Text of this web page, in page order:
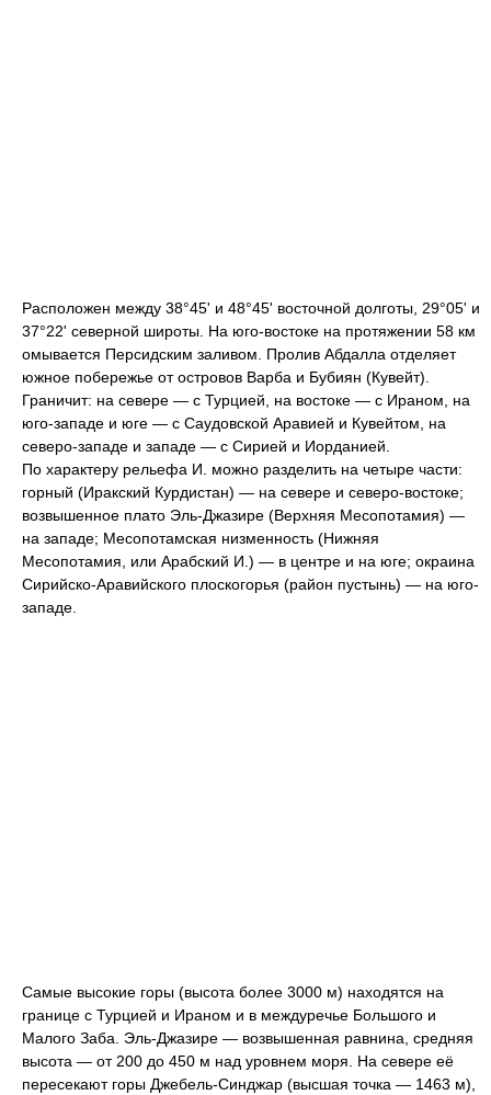
Расположен между 38°45' и 48°45' восточной долготы, 29°05' и
37°22' северной широты. На юго-востоке на протяжении 58 км
омывается Персидским заливом. Пролив Абдалла отделяет
южное побережье от островов Варба и Бубиян (Кувейт).
Граничит: на севере — с Турцией, на востоке — с Ираном, на
юго-западе и юге — с Саудовской Аравией и Кувейтом, на
северо-западе и западе — с Сирией и Иорданией.
По характеру рельефа И. можно разделить на четыре части:
горный (Иракский Курдистан) — на севере и северо-востоке;
возвышенное плато Эль-Джазире (Верхняя Месопотамия) —
на западе; Месопотамская низменность (Нижняя
Месопотамия, или Арабский И.) — в центре и на юге; окраина
Сирийско-Аравийского плоскогорья (район пустынь) — на юго-
западе.
Самые высокие горы (высота более 3000 м) находятся на
границе с Турцией и Ираном и в междуречье Большого и
Малого Заба. Эль-Джазире — возвышенная равнина, средняя
высота — от 200 до 450 м над уровнем моря. На севере её
пересекают горы Джебель-Синджар (высшая точка — 1463 м),